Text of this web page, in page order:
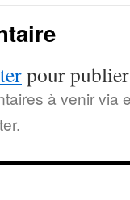
pour
à venir via